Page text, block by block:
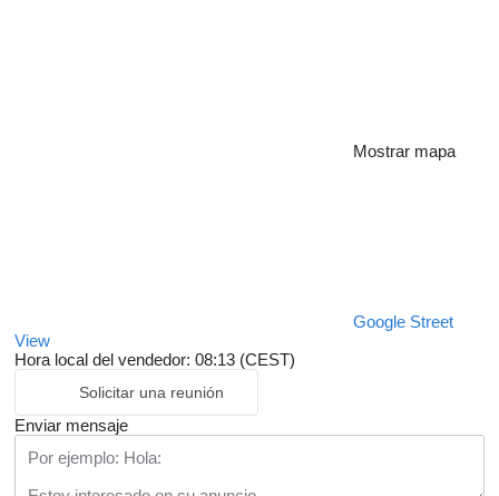
Mostrar mapa
Google Street
View
Hora local del vendedor: 08:13 (CEST)
Solicitar una reunión
Enviar mensaje